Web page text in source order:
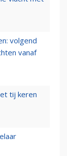
volgend
vanaf
tij keren